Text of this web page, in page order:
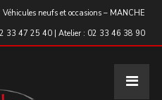
Véhicules neufs et occasions – MANCHE
33 47 25 40 | Atelier : 02 33 46 38 90